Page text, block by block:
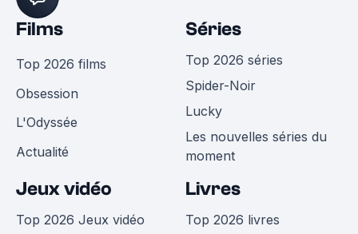
Films
Top 2026 films
Obsession
L'Odyssée
Actualité
Séries
Top 2026 séries
Spider-Noir
Lucky
Les nouvelles séries du
moment
Jeux vidéo
Top 2026 Jeux vidéo
Livres
Top 2026 livres